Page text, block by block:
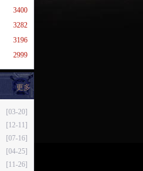
3400
3282
3196
2999
更多
[03-20]
[12-11]
[07-16]
[04-25]
[11-26]